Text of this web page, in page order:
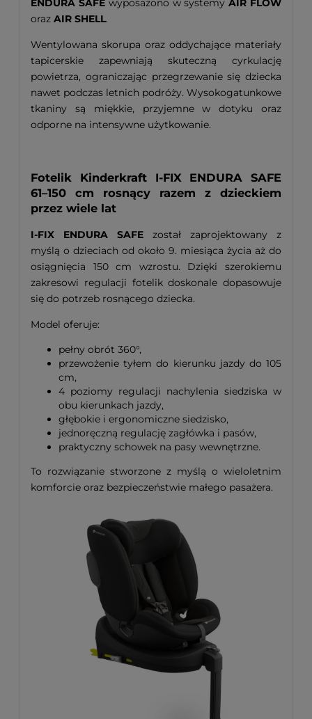
oraz AIR SHELL.
Wentylowana skorupa oraz oddychające materiały
tapicerskie zapewniają skuteczną cyrkulację
powietrza, ograniczając przegrzewanie się dziecka
nawet podczas letnich podróży. Wysokogatunkowe
tkaniny są miękkie, przyjemne w dotyku oraz
odporne na intensywne użytkowanie.
Fotelik Kinderkraft I-FIX ENDURA SAFE
61–150 cm rosnący razem z dzieckiem
przez wiele lat
I-FIX ENDURA SAFE został zaprojektowany z
myślą o dzieciach od około 9. miesiąca życia aż do
osiągnięcia 150 cm wzrostu. Dzięki szerokiemu
zakresowi regulacji fotelik doskonale dopasowuje
się do potrzeb rosnącego dziecka.
Model oferuje:
pełny obrót 360°,
przewożenie tyłem do kierunku jazdy do 105
cm,
4 poziomy regulacji nachylenia siedziska w
obu kierunkach jazdy,
głębokie i ergonomiczne siedzisko,
jednoręczną regulację zagłówka i pasów,
praktyczny schowek na pasy wewnętrzne.
To rozwiązanie stworzone z myślą o wieloletnim
komforcie oraz bezpieczeństwie małego pasażera.